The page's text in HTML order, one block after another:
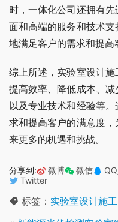
时，一体化公司还拥有
面和高端的服务和技术
地满足客户的需求和提高
综上所述，实验室设计
提高效率、降低成本、
以及专业技术和经验等
求和提高客户的满意度
来更多的机遇和挑战。
分享到: 微博 微信
Twitter
标签： 实验室设计施工